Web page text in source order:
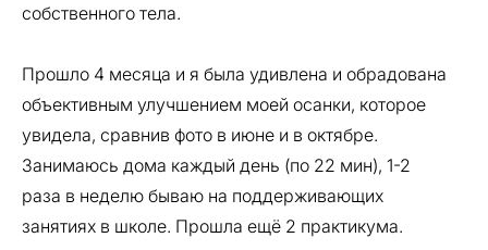
собственного тела.
Прошло 4 месяца и я была удивлена и обрадована
объективным улучшением моей осанки, которое
увидела, сравнив фото в июне и в октябре.
Занимаюсь дома каждый день (по 22 мин), 1-2
раза в неделю бываю на поддерживающих
занятиях в школе. Прошла ещё 2 практикума.